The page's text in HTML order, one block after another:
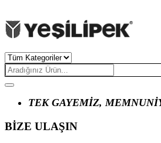
TEK GAYEMİZ,
BİZE ULAŞIN